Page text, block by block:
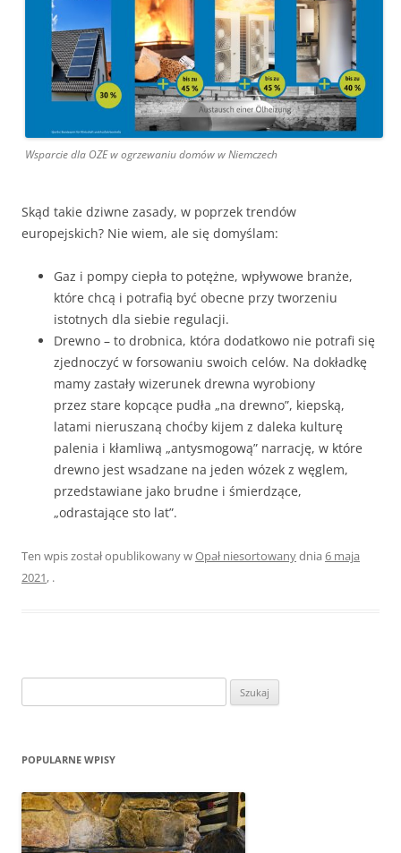
Wsparcie dla OZE w ogrzewaniu domów w Niemczech
Skąd takie dziwne zasady, w poprzek trendów
europejskich? Nie wiem, ale się domyślam:
Gaz i pompy ciepła to potężne, wpływowe branże,
które chcą i potrafią być obecne przy tworzeniu
istotnych dla siebie regulacji.
Drewno – to drobnica, która dodatkowo nie potrafi się
zjednoczyć w forsowaniu swoich celów. Na dokładkę
mamy zastały wizerunek drewna wyrobiony
przez stare kopcące pudła „na drewno”, kiepską,
latami nieruszaną choćby kijem z daleka kulturę
palenia i kłamliwą „antysmogową” narrację, w które
drewno jest wsadzane na jeden wózek z węglem,
przedstawiane jako brudne i śmierdzące,
„odrastające sto lat”.
Ten wpis został opublikowany wOpał niesortowanydnia 6 maja
2021, .
POPULARNE WPISY